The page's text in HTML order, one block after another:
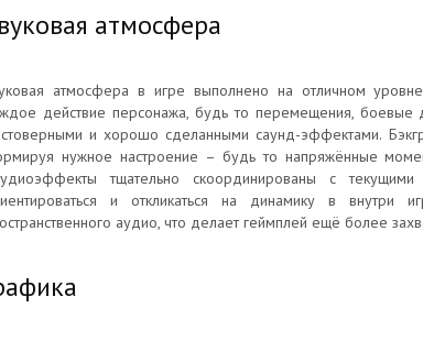
атмосфера
атмосфера в игре выполнено на отличном
действие персонажа, будь то перемещения, боевые
и хорошо сделанными саунд-эффектами.
нужное настроение – будь то напряжённые
тщательно скоординированы с
и откликаться на динамику в
аудио, что делает геймплей ещё более